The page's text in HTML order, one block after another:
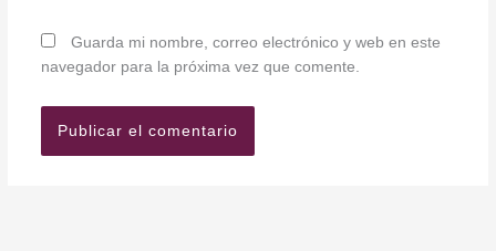
Guarda mi nombre, correo electrónico y web en este
navegador para la próxima vez que comente.